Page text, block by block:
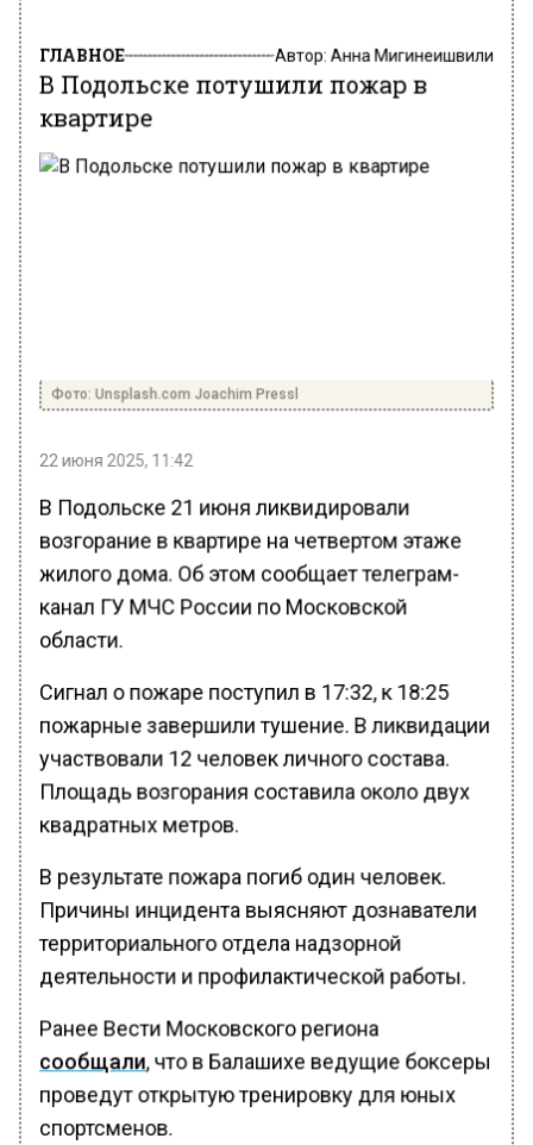
ГЛАВНОЕ Автор: Анна Мигинеишвили
В Подольске потушили пожар в
квартире
Фото: Unsplash.com Joachim Pressl
22 июня 2025, 11:42
В Подольске 21 июня ликвидировали
возгорание в квартире на четвертом этаже
жилого дома. Об этом сообщает телеграм-
канал ГУ МЧС России по Московской
области.
Сигнал о пожаре поступил в 17:32, к 18:25
пожарные завершили тушение. В ликвидации
участвовали 12 человек личного состава.
Площадь возгорания составила около двух
квадратных метров.
В результате пожара погиб один человек.
Причины инцидента выясняют дознаватели
территориального отдела надзорной
деятельности и профилактической работы.
Ранее Вести Московского региона
сообщали, что в Балашихе ведущие боксеры
проведут открытую тренировку для юных
спортсменов.